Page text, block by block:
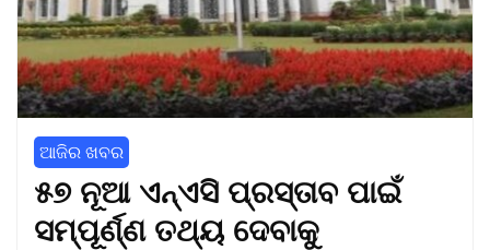
ଆଜିର ଖବର
୫୭ ନୂଆ ଏନ୍‌ଏସି ପ୍ରସ୍ତାବ ପାଇଁ
ସମ୍ପୂର୍ଣ୍ଣ ତଥ୍ୟ ଦେବାକୁ